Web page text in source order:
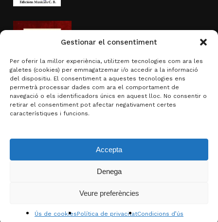
Gestionar el consentiment
Per oferir la millor experiència, utilitzem tecnologies com ara les
galetes (cookies) per emmagatzemar i/o accedir a la informació
del dispositiu. El consentiment a aquestes tecnologies ens
permetrà processar dades com ara el comportament de
navegació o els identificadors únics en aquest lloc. No consentir o
retirar el consentiment pot afectar negativament certes
característiques i funcions.
Accepta
Denega
Veure preferències
Ús de cookiesPolítica de privacitatCondicions d’ús
Visualitza la cistella Finalitza la compra
Activitat subvencionada per
© 2026 Brotons & Mercadal.